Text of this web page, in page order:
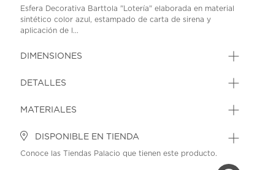
Esfera Decorativa Barttola "Lotería" elaborada en material
sintético color azul, estampado de carta de sirena y
aplicación de l...
DIMENSIONES
DETALLES
MATERIALES
DISPONIBLE EN TIENDA
Conoce las Tiendas Palacio que tienen este producto.